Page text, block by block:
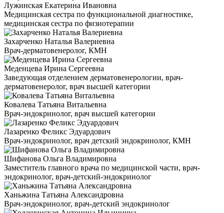
Лужинская Екатерина Ивановна
Медицинская сестра по функциональной диагностике,
медицинская сестра по физиотерапии
Захарченко Наталья Валериевна
Врач-дерматовенеролог, КМН
Меденцева Ирина Сергеевна
Заведующая отделением дерматовенерологии, врач-
дерматовенеролог, врач высшей категории
Ковалева Татьяна Витальевна
Врач-эндокринолог, врач высшей категории
Лазаренко Феликс Эдуардович
Врач-эндокринолог, врач детский эндокринолог, КМН
Шифанова Ольга Владимировна
Заместитель главного врача по медицинской части, врач-
эндокринолог, врач-детский-эндокринолог
Ханьжина Татьяна Александровна
Врач-эндокринолог, врач-детский эндокринолог